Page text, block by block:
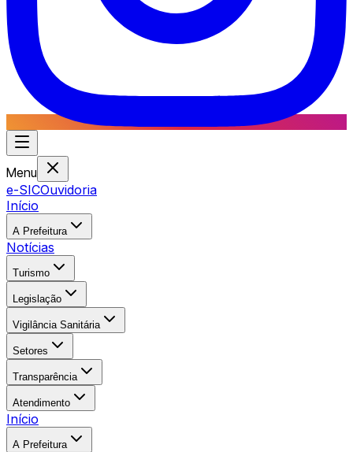
Menu
e-SICOuvidoria
Início
A Prefeitura
Notícias
Turismo
Legislação
Vigilância Sanitária
Setores
Transparência
Atendimento
Início
A Prefeitura